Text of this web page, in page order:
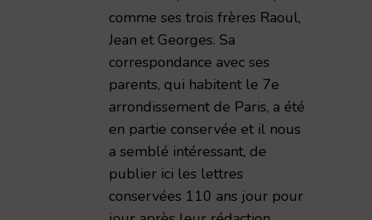
comme ses trois frères Raoul,
Jean et Georges. Sa
correspondance avec ses
parents, qui habitent le 7e
arrondissement de Paris, a été
en partie conservée et il nous
a semblé intéressant, de
publier ici les lettres
conservées 110 ans jour pour